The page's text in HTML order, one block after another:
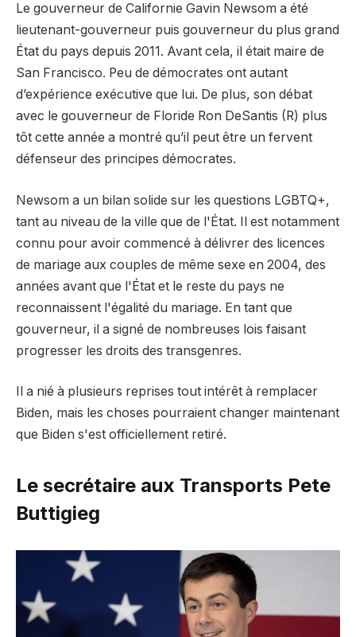
Le gouverneur de Californie Gavin Newsom a été
lieutenant-gouverneur puis gouverneur du plus grand
État du pays depuis 2011. Avant cela, il était maire de
San Francisco. Peu de démocrates ont autant
d’expérience exécutive que lui. De plus, son débat
avec le gouverneur de Floride Ron DeSantis (R) plus
tôt cette année a montré qu’il peut être un fervent
défenseur des principes démocrates.
Newsom a un bilan solide sur les questions LGBTQ+,
tant au niveau de la ville que de l'État. Il est notamment
connu pour avoir commencé à délivrer des licences
de mariage aux couples de même sexe en 2004, des
années avant que l'État et le reste du pays ne
reconnaissent l'égalité du mariage. En tant que
gouverneur, il a signé de nombreuses lois faisant
progresser les droits des transgenres.
Il a nié à plusieurs reprises tout intérêt à remplacer
Biden, mais les choses pourraient changer maintenant
que Biden s'est officiellement retiré.
Le secrétaire aux Transports Pete
Buttigieg